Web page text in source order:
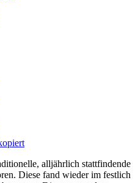
alljährlich stattfindende
Diese fand wieder im festlich